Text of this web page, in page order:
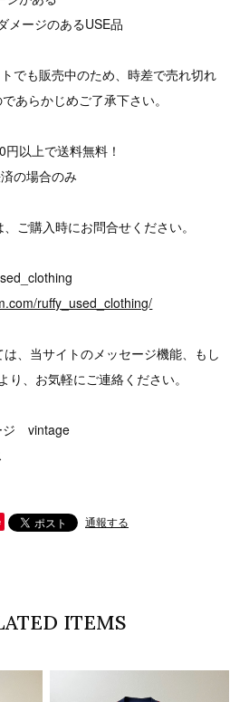
ージのあるUSE品
トでも販売中のため、時差で売れ切れ
あらかじめご了承下さい。
以上で送料無料！
の場合のみ
ご購入時にお問合せください。
ruffy_used_clothing/
、当サイトのメッセージ機能、もし
り、お気軽にご連絡ください。
ジ vintage
通報する
ITEMS